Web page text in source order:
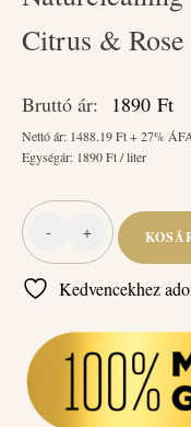
Citrus &
Bruttó ár: 1890 Ft
Nettó ár: 1488.19Ft + 27%
Egységár: 1890Ft / liter
-
Naturcleaning
koncentrátum
Rose
1
liter
mennyiség
+
Kedvencekhez